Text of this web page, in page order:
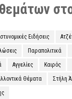
Ειδήσεις
Παραπολιτικά
Αγγελίες Καιρός
Θέματα Στήλη